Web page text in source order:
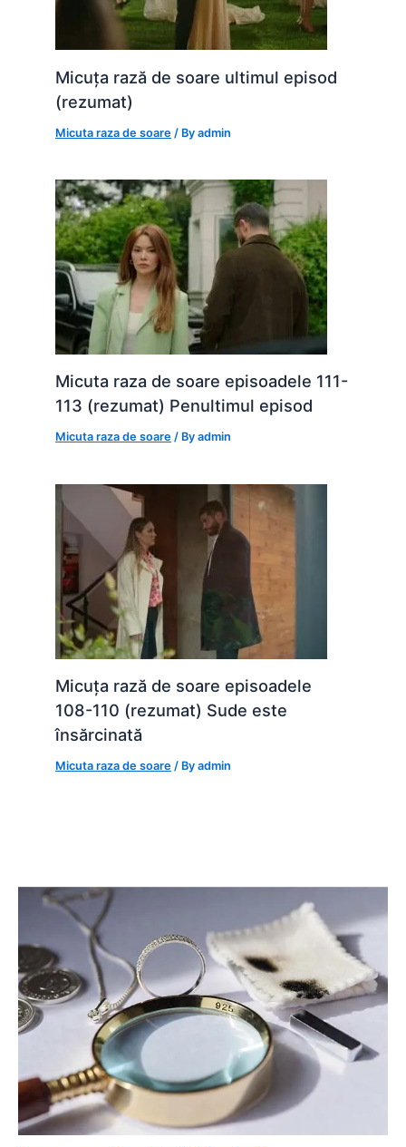
Micuța rază de soare ultimul episod
(rezumat)
Micuta raza de soare / Byadmin
Micuta raza de soare episoadele 111-
113 (rezumat) Penultimul episod
Micuta raza de soare / Byadmin
Micuța rază de soare episoadele
108-110 (rezumat) Sude este
însărcinată
Micuta raza de soare / Byadmin